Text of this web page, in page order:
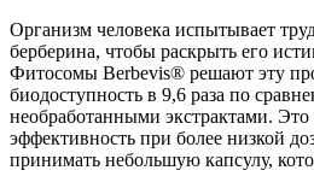
Организм человека испытывает
берберина, чтобы раскрыть его
Фитосомы Berbevis® решают эту
биодоступность в 9,6 раза по
необработанными экстрактами.
эффективность при более низкой
принимать небольшую капсулу,